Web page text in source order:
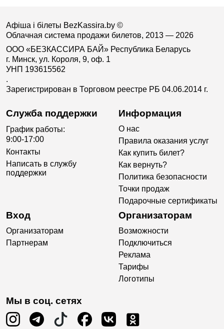
Афіша і білеты BezKassira.by ©
Облачная система продажи билетов, 2013 — 2026
ООО «БЕЗКАССИРА БАЙ» Республика Беларусь
г. Минск, ул. Короля, 9, оф. 1
УНП 193615562
.
Зарегистрирован в Торговом реестре РБ 04.06.2014 г.
Служба поддержки
График работы:
9:00-17:00
Контакты
Написать в службу
поддержки
Информация
О нас
Правила оказания услуг
Как купить билет?
Как вернуть?
Политика безопасности
Точки продаж
Подарочные сертификаты
Вход
Организаторам
Партнерам
Организаторам
Возможности
Подключиться
Реклама
Тарифы
Логотипы
Мы в соц. сетях